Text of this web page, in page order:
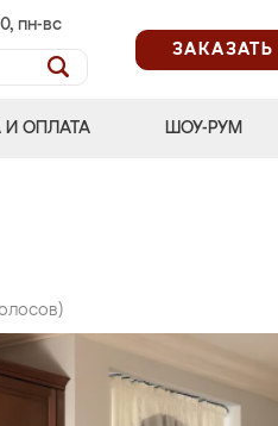
пн-вс
И ОПЛАТА ШОУ-РУМ